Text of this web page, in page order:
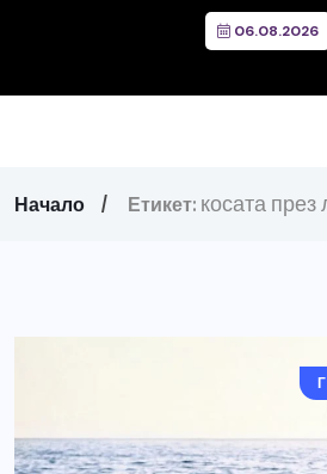
06.08.2026
Начало Етикет: косата през